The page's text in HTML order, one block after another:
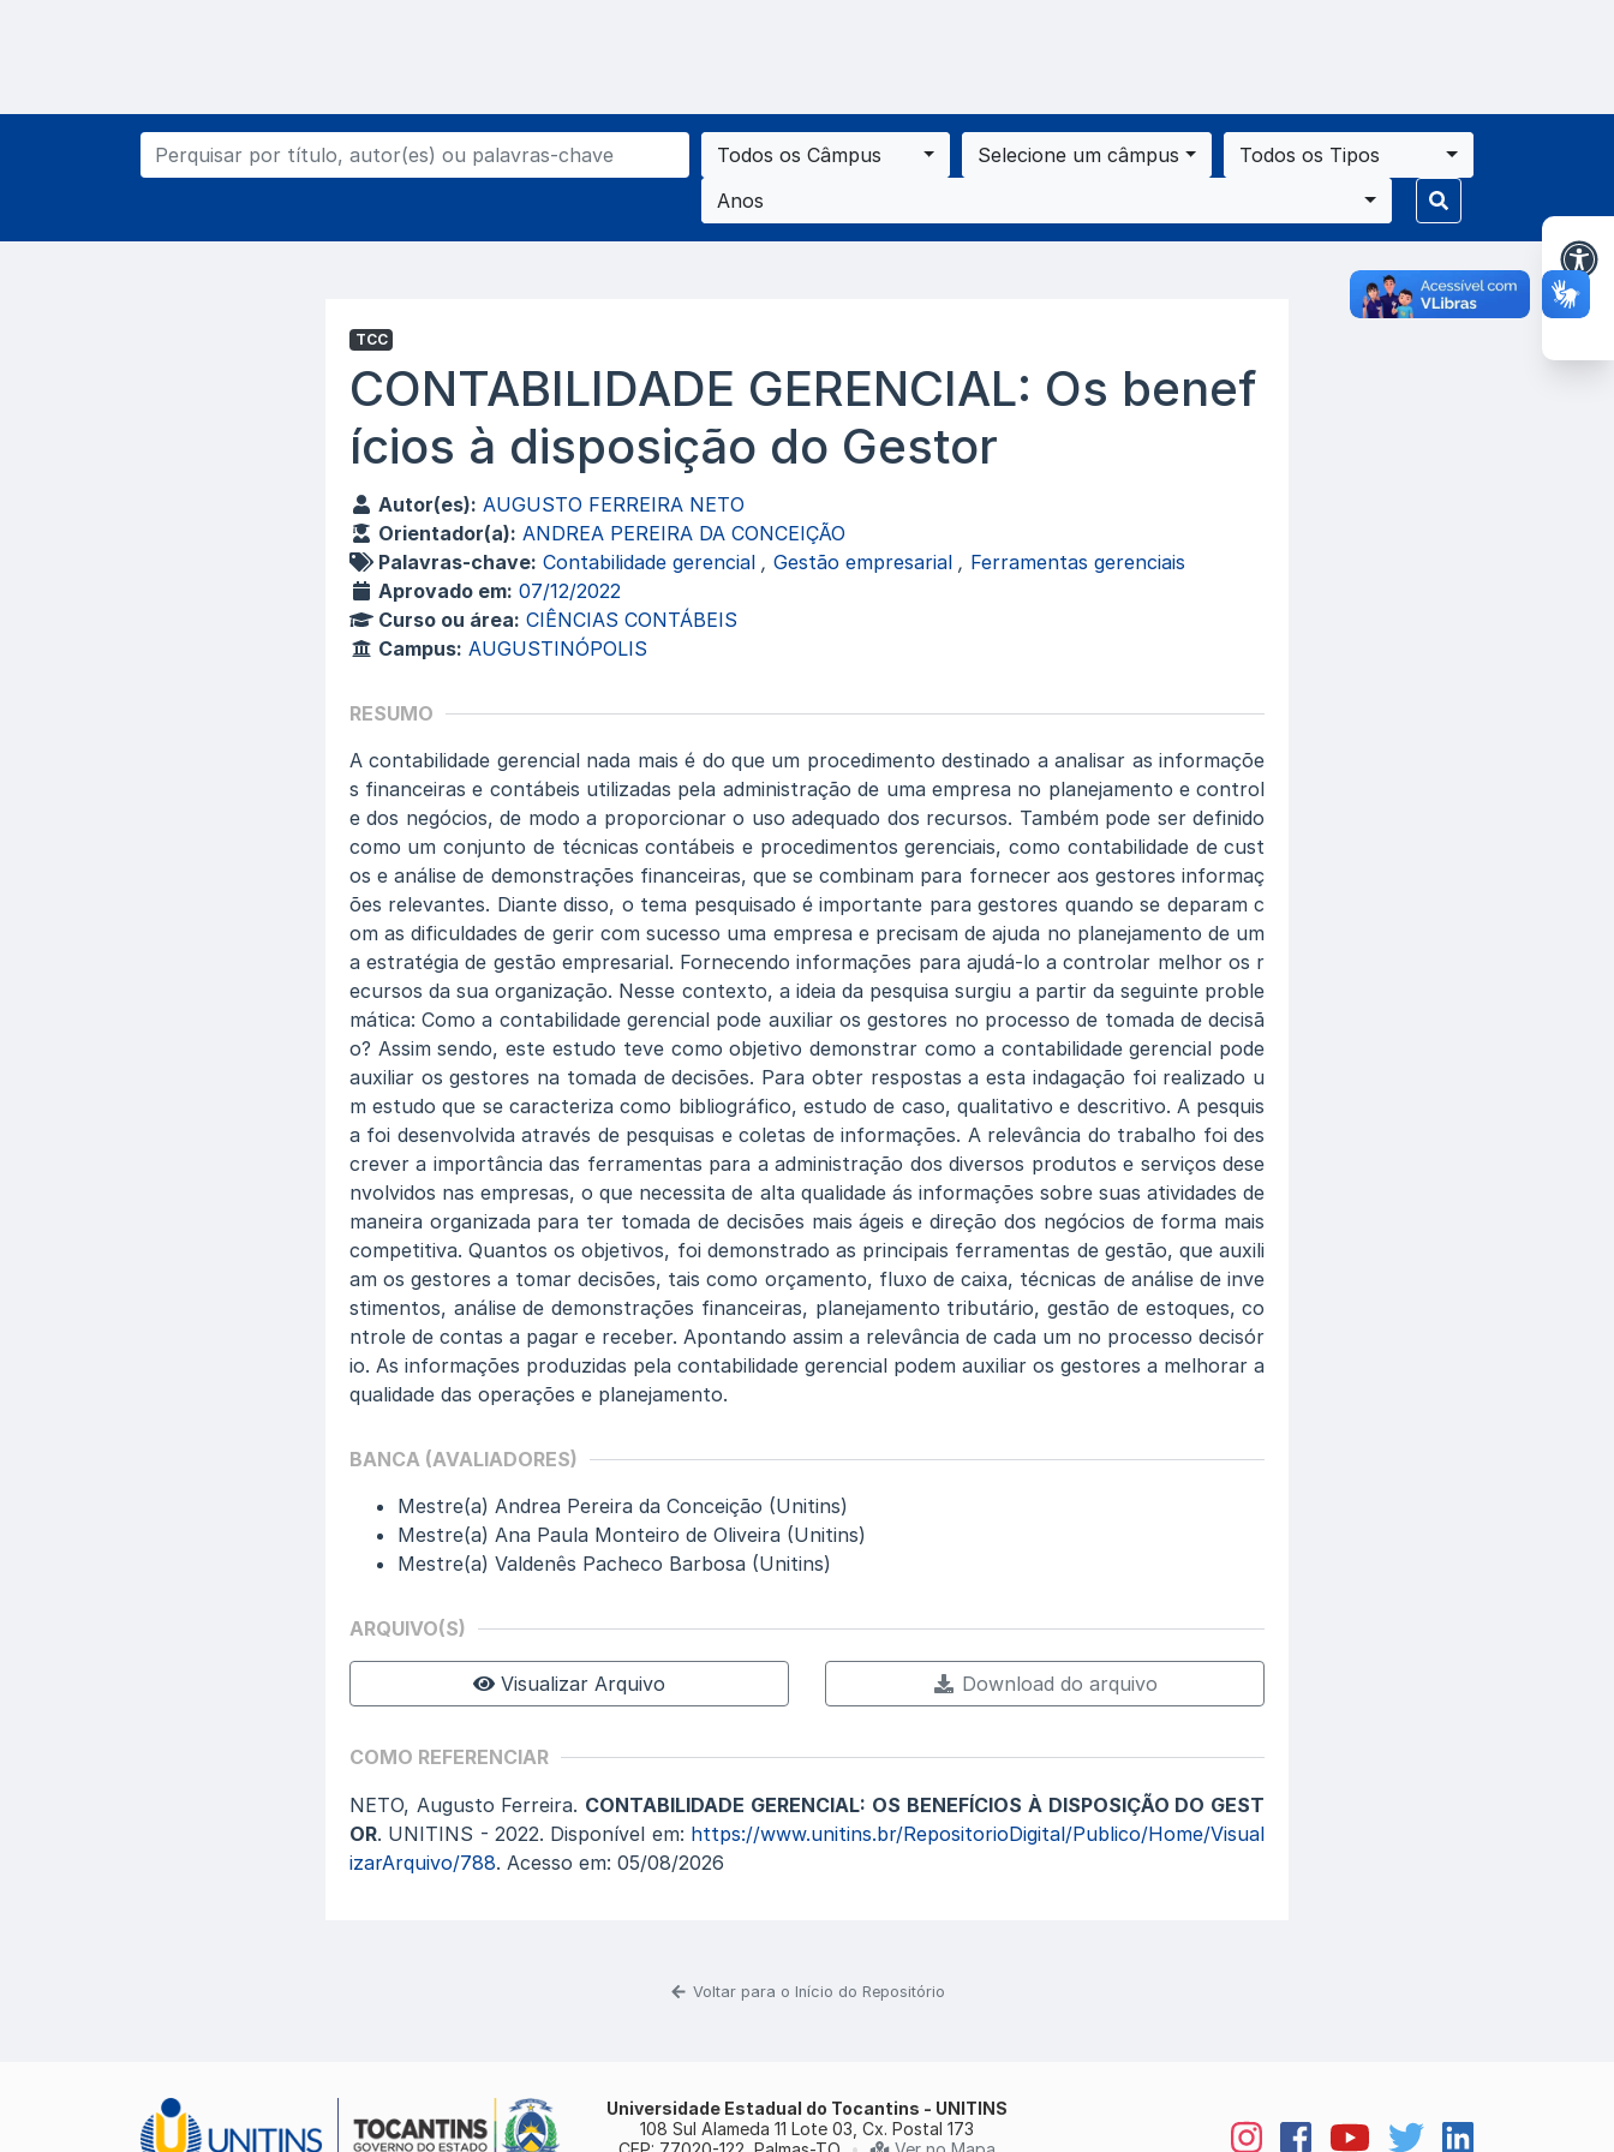
Todos os Câmpus Selecione um câmpus
Todos os Tipos
Anos
TCC
CONTABILIDADE GERENCIAL: Os benef
ícios à disposição do Gestor
Autor(es): AUGUSTO FERREIRA NETO
Orientador(a): ANDREA PEREIRA DA CONCEIÇÃO
Palavras-chave: Contabilidade gerencial , Gestão empresarial , Ferramentas gerenciais
Aprovado em: 07/12/2022
Curso ou área: CIÊNCIAS CONTÁBEIS
Campus: AUGUSTINÓPOLIS
RESUMO
A contabilidade gerencial nada mais é do que um procedimento destinado a analisar as informaçõe
s financeiras e contábeis utilizadas pela administração de uma empresa no planejamento e control
e dos negócios, de modo a proporcionar o uso adequado dos recursos. Também pode ser definido
como um conjunto de técnicas contábeis e procedimentos gerenciais, como contabilidade de cust
os e análise de demonstrações financeiras, que se combinam para fornecer aos gestores informaç
ões relevantes. Diante disso, o tema pesquisado é importante para gestores quando se deparam c
om as dificuldades de gerir com sucesso uma empresa e precisam de ajuda no planejamento de um
a estratégia de gestão empresarial. Fornecendo informações para ajudá-lo a controlar melhor os r
ecursos da sua organização. Nesse contexto, a ideia da pesquisa surgiu a partir da seguinte proble
mática: Como a contabilidade gerencial pode auxiliar os gestores no processo de tomada de decisã
o? Assim sendo, este estudo teve como objetivo demonstrar como a contabilidade gerencial pode
auxiliar os gestores na tomada de decisões. Para obter respostas a esta indagação foi realizado u
m estudo que se caracteriza como bibliográfico, estudo de caso, qualitativo e descritivo. A pesquis
a foi desenvolvida através de pesquisas e coletas de informações. A relevância do trabalho foi des
crever a importância das ferramentas para a administração dos diversos produtos e serviços dese
nvolvidos nas empresas, o que necessita de alta qualidade ás informações sobre suas atividades de
maneira organizada para ter tomada de decisões mais ágeis e direção dos negócios de forma mais
competitiva. Quantos os objetivos, foi demonstrado as principais ferramentas de gestão, que auxili
am os gestores a tomar decisões, tais como orçamento, fluxo de caixa, técnicas de análise de inve
stimentos, análise de demonstrações financeiras, planejamento tributário, gestão de estoques, co
ntrole de contas a pagar e receber. Apontando assim a relevância de cada um no processo decisór
io. As informações produzidas pela contabilidade gerencial podem auxiliar os gestores a melhorar a
qualidade das operações e planejamento.
BANCA (AVALIADORES)
Mestre(a) Andrea Pereira da Conceição (Unitins)
Mestre(a) Ana Paula Monteiro de Oliveira (Unitins)
Mestre(a) Valdenês Pacheco Barbosa (Unitins)
ARQUIVO(S)
Visualizar Arquivo Download do arquivo
COMO REFERENCIAR
NETO, Augusto Ferreira. CONTABILIDADE GERENCIAL: OS BENEFÍCIOS À DISPOSIÇÃO DO GEST
OR. UNITINS - 2022. Disponível em: https://www.unitins.br/RepositorioDigital/Publico/Home/Visual
izarArquivo/788. Acesso em: 05/08/2026
Voltar para o Início do Repositório
Universidade Estadual do Tocantins - UNITINS
108 Sul Alameda 11 Lote 03, Cx. Postal 173